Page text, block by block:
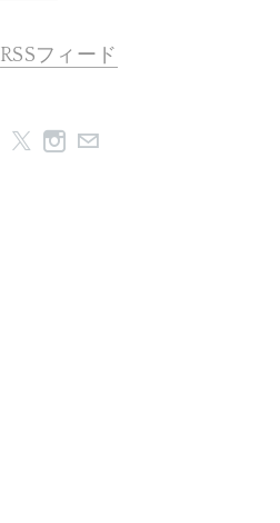
RSSフィード